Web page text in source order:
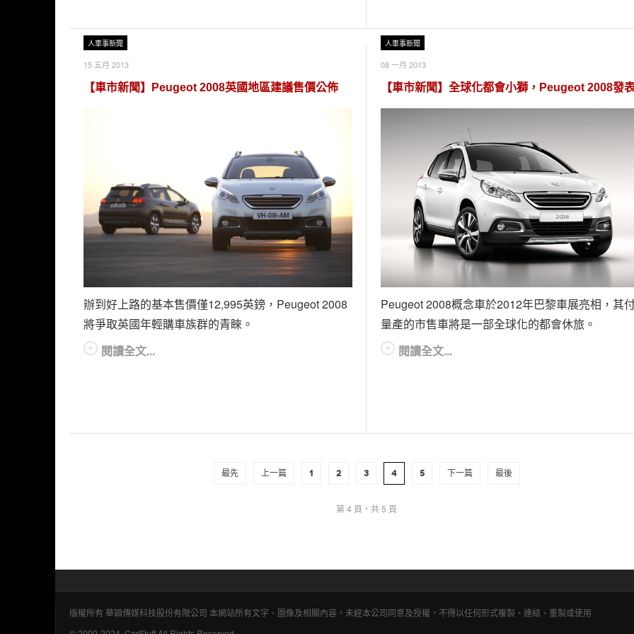
人車事新聞
15 五月 2013
【車市新聞】Peugeot 2008英國地區建議售價公佈
辦到好上路的基本售價僅12,995英鎊，Peugeot 2008
將爭取英國年輕購車族群的青睞。
閱讀全文...
人車事新聞
08 一月 2013
【車市新聞】全球化都會小獅，Peugeot 2008發
Peugeot 2008概念車於2012年巴黎車展亮相，其
量產的市售車將是一部全球化的都會休旅。
閱讀全文...
最先 上一篇 1 2 3 4 5 下一篇 最後
第 4 頁，共 5 頁
版權所有 華穎傳媒科技股份有限公司 本網站所有文字、圖像及相關內容，未經本公司同意及授權，不得以任何形式複製、連結、重製或使用